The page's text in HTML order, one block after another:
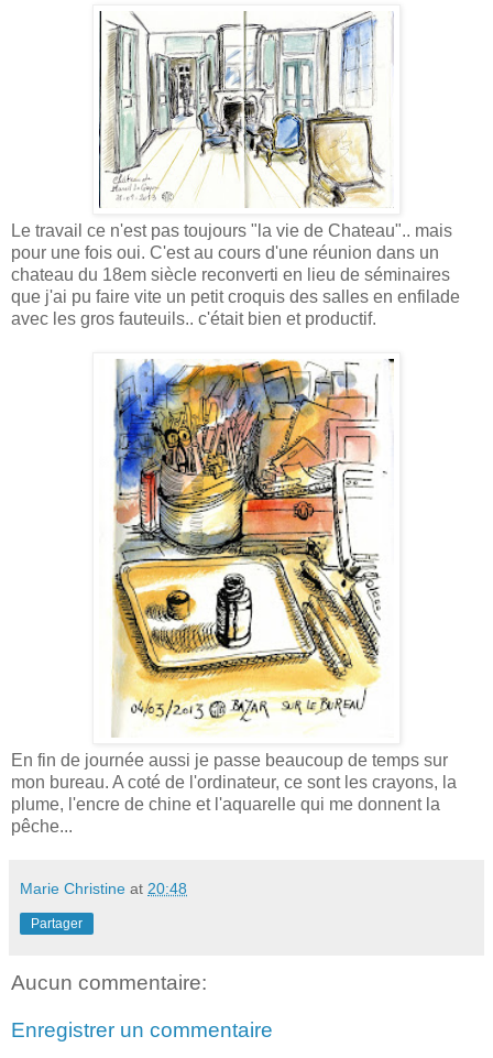
Le travail ce n'est pas toujours "la vie de Chateau".. mais
pour une fois oui. C'est au cours d'une réunion dans un
chateau du 18em siècle reconverti en lieu de séminaires
que j'ai pu faire vite un petit croquis des salles en enfilade
avec les gros fauteuils.. c'était bien et productif.
En fin de journée aussi je passe beaucoup de temps sur
mon bureau. A coté de l'ordinateur, ce sont les crayons, la
plume, l'encre de chine et l'aquarelle qui me donnent la
pêche...
Marie Christine at 20:48
Partager
Aucun commentaire:
Enregistrer un commentaire